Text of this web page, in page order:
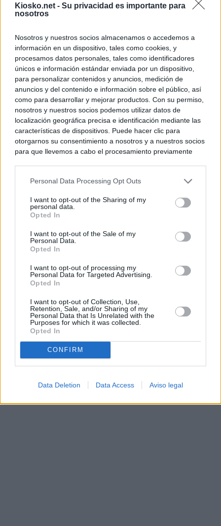
Kiosko.net - Su privacidad es importante para
nosotros
Nosotros y nuestros socios almacenamos o accedemos a
información en un dispositivo, tales como cookies, y
procesamos datos personales, tales como identificadores
únicos e información estándar enviada por un dispositivo,
para personalizar contenidos y anuncios, medición de
anuncios y del contenido e información sobre el público, así
como para desarrollar y mejorar productos. Con su permiso,
nosotros y nuestros socios podemos utilizar datos de
localización geográfica precisa e identificación mediante las
características de dispositivos. Puede hacer clic para
otorgarnos su consentimiento a nosotros y a nuestros socios
para que llevemos a cabo el procesamiento previamente
negar su consentimiento. Tenga en cuenta que algún
de su consentimiento, pero usted tiene el derecho de
rechazar tal procesamiento. Sus preferencias se aplicarán
cualquier momento entrando de nuevo en este sitio web o
visitando nuestra política de privacidad.
Personal Data Processing Opt Outs
I want to opt-out of the Sharing of my
personal data.
Opted In
I want to opt-out of the Sale of my
Personal Data.
Opted In
I want to opt-out of processing my
Personal Data for Targeted Advertising.
Opted In
I want to opt-out of Collection, Use,
Retention, Sale, and/or Sharing of my
Personal Data that Is Unrelated with the
Purposes for which it was collected.
Opted In
CONFIRM
Data Deletion Data Access Aviso legal